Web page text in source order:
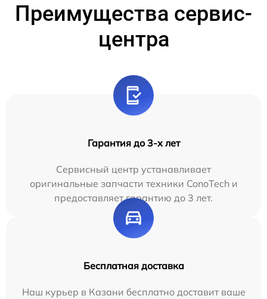
Преимущества сервис-
центра
Гарантия до 3-х лет
Сервисный центр устанавливает
оригинальные запчасти техники ConoTech и
предоставляет гарантию до 3 лет.
Бесплатная доставка
Наш курьер в Казани бесплатно доставит ваше